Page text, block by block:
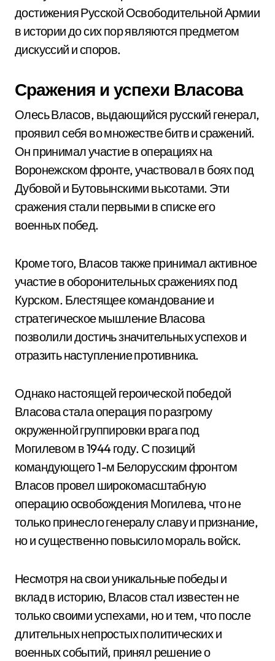
достижения Русской Освободительной Армии
в истории до сих пор являются предметом
дискуссий и споров.
Сражения и успехи Власова
Олесь Власов, выдающийся русский генерал,
проявил себя во множестве битв и сражений.
Он принимал участие в операциях на
Воронежском фронте, участвовал в боях под
Дубовой и Бутовынскими высотами. Эти
сражения стали первыми в списке его
военных побед.
Кроме того, Власов также принимал активное
участие в оборонительных сражениях под
Курском. Блестящее командование и
стратегическое мышление Власова
позволили достичь значительных успехов и
отразить наступление противника.
Однако настоящей героической победой
Власова стала операция по разгрому
окруженной группировки врага под
Могилевом в 1944 году. С позиций
командующего 1-м Белорусским фронтом
Власов провел широкомасштабную
операцию освобождения Могилева, что не
только принесло генералу славу и признание,
но и существенно повысило мораль войск.
Несмотря на свои уникальные победы и
вклад в историю, Власов стал известен не
только своими успехами, но и тем, что после
длительных непростых политических и
военных событий, принял решение о